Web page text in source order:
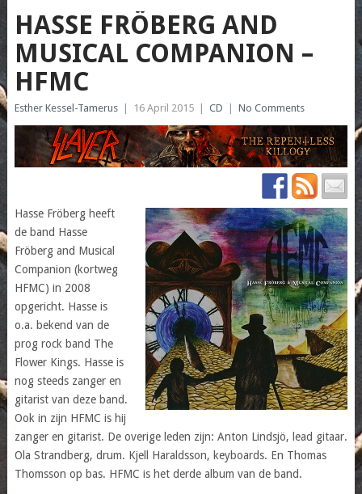
HASSE FRÖBERG AND
MUSICAL COMPANION –
HFMC
Esther Kessel-Tamerus 16 April 2015 CD No Comments
Hasse Fröberg heeft
de band Hasse
Fröberg and Musical
Companion (kortweg
HFMC) in 2008
opgericht. Hasse is
o.a. bekend van de
prog rock band The
Flower Kings. Hasse is
nog steeds zanger en
gitarist van deze band.
Ook in zijn HFMC is hij
zanger en gitarist. De overige leden zijn: Anton Lindsjö, lead gitaar.
Ola Strandberg, drum. Kjell Haraldsson, keyboards. En Thomas
Thomsson op bas. HFMC is het derde album van de band.